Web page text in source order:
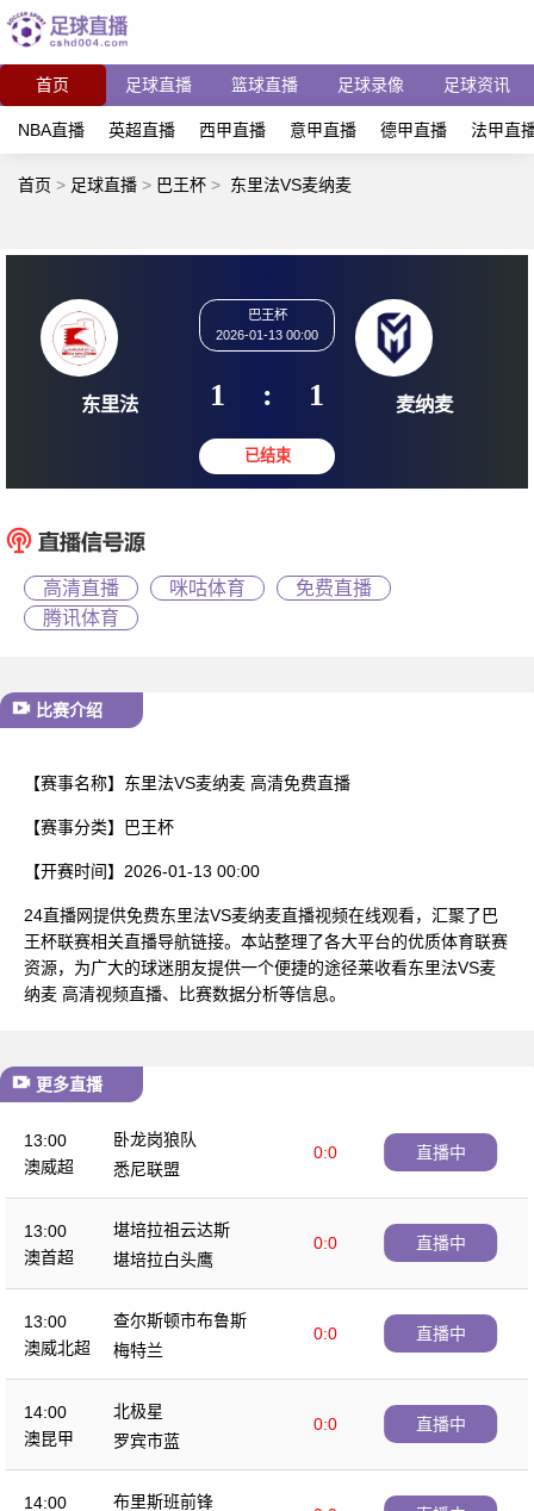
首页 足球直播 篮球直播 足球录像 足球资讯
NBA直播 英超直播 西甲直播 意甲直播 德甲直播 法甲直
首页 > 足球直播 > 巴王杯 > 东里法VS麦纳麦
东里法
巴王杯
2026-01-13 00:00
1 : 1 麦
高清直播 咪咕体育
免费直播
腾讯体育
比赛介绍
【赛事名称】 东里法VS麦纳麦 高清免费直播
【赛事分类】 巴王杯
【开赛时间】 2026-01-13 00:00
24直播网提供免费东里法VS麦纳麦直播视频在线观看，汇聚了巴
王杯联赛相关直播导航链接。本站整理了各大平台的优质体育联赛
资源，为广大的球迷朋友提供一个便捷的途径莱收看东里法VS麦
纳麦 高清视频直播、比赛数据分析等信息。
更多直播
13:00
澳威超
卧龙岗狼队
0:0
悉尼联盟
直播中
13:00
澳首超
堪培拉祖云达斯
0:0
堪培拉白头鹰
直播中
13:00
澳威北超
查尔斯顿市布鲁斯
0:0
梅特兰
直播中
14:00
澳昆甲
北极星
0:0
罗宾市蓝
直播中
14:00
布里斯班前锋